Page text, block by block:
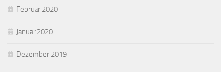
Februar 2020
Januar 2020
Dezember 2019